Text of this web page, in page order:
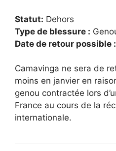
Statut: Dehors
Type de blessure :
Date de retour possible :
Camavinga ne sera de
moins en janvier en
genou contractée lors
France au cours de la
internationale.